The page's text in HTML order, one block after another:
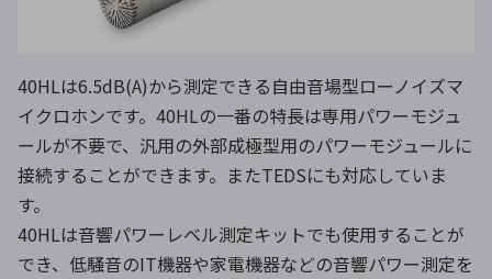
40HLは6.5dB(A)から測定できる自由音場型ローノイズマ
イクロホンです。40HLの一番の特長は専用パワーモジュ
ールが不要で、汎用の外部成極型用のパワーモジュールに
接続することができます。またTEDSにも対応していま
す。
40HLは音響パワーレベル測定キットでも使用することが
でき、低騒音のIT機器や家電機器などの音響パワー測定を